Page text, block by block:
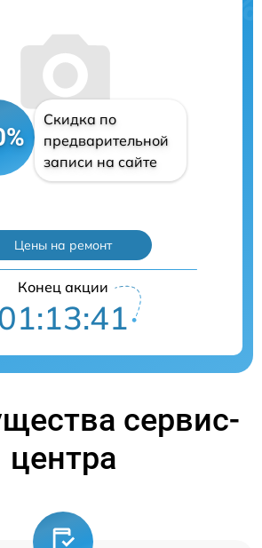
Скидка по
предварительной
записи на сайте
Цены на ремонт
Конец акции
сервис-
центра